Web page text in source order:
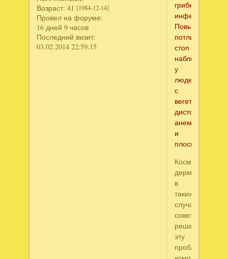
Возраст: 41 [1984-12-14]
Провел на форуме:
16 дней 9 часов
Последний визит:
03.02.2014 22:59:15
грибковым
инфекциям.
Повышенная
потливость
стоп
наблюдается
у
людей
с
дистонией,
анемией
и
плоскостопием.
Косметологи-
дерматологи
в
таких
случаях
советуют
решать
эту
проблему